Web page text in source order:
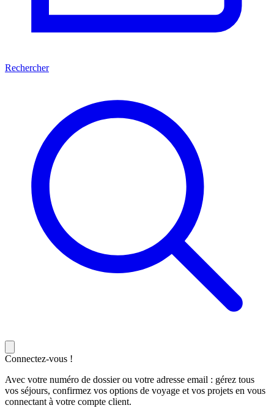
Rechercher
Connectez-vous !
Avec votre numéro de dossier ou votre adresse email : gérez tous
vos séjours, confirmez vos options de voyage et vos projets en vous
connectant à votre compte client.